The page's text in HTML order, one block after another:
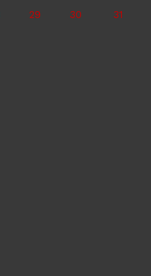
29 30
31